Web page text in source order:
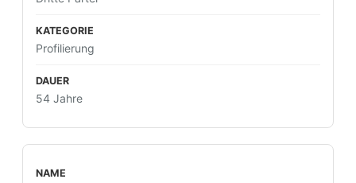
Profilierung
54 Jahre